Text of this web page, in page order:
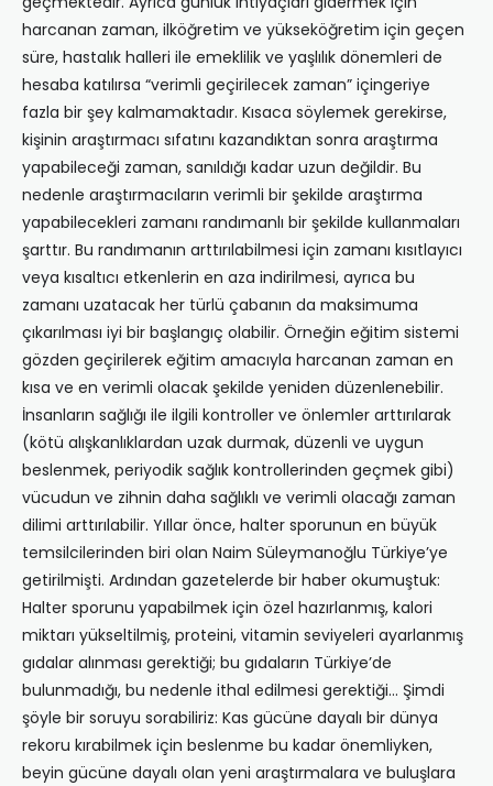
harcanan zaman, ilköğretim ve yükseköğretim için geçen
süre, hastalık halleri ile emeklilik ve yaşlılık dönemleri de
hesaba katılırsa “verimli geçirilecek zaman” içingeriye
fazla bir şey kalmamaktadır. Kısaca söylemek gerekirse,
kişinin araştırmacı sıfatını kazandıktan sonra araştırma
yapabileceği zaman, sanıldığı kadar uzun değildir. Bu
nedenle araştırmacıların verimli bir şekilde araştırma
yapabilecekleri zamanı randımanlı bir şekilde kullanmaları
şarttır. Bu randımanın arttırılabilmesi için zamanı kısıtlayıcı
veya kısaltıcı etkenlerin en aza indirilmesi, ayrıca bu
zamanı uzatacak her türlü çabanın da maksimuma
çıkarılması iyi bir başlangıç olabilir. Örneğin eğitim sistemi
gözden geçirilerek eğitim amacıyla harcanan zaman en
kısa ve en verimli olacak şekilde yeniden düzenlenebilir.
İnsanların sağlığı ile ilgili kontroller ve önlemler arttırılarak
(kötü alışkanlıklardan uzak durmak, düzenli ve uygun
beslenmek, periyodik sağlık kontrollerinden geçmek gibi)
vücudun ve zihnin daha sağlıklı ve verimli olacağı zaman
dilimi arttırılabilir. Yıllar önce, halter sporunun en büyük
temsilcilerinden biri olan Naim Süleymanoğlu Türkiye’ye
getirilmişti. Ardından gazetelerde bir haber okumuştuk:
Halter sporunu yapabilmek için özel hazırlanmış, kalori
miktarı yükseltilmiş, proteini, vitamin seviyeleri ayarlanmış
gıdalar alınması gerektiği; bu gıdaların Türkiye’de
bulunmadığı, bu nedenle ithal edilmesi gerektiği… Şimdi
şöyle bir soruyu sorabiliriz: Kas gücüne dayalı bir dünya
rekoru kırabilmek için beslenme bu kadar önemliyken,
beyin gücüne dayalı olan yeni araştırmalara ve buluşlara